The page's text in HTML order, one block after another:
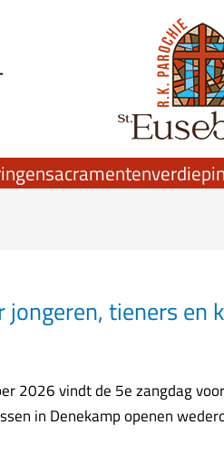
sacramenten
jongeren, tieners
2026 vindt de 5e zangdag
in Denekamp openen